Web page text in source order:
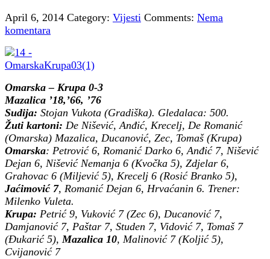
April 6, 2014 Category: Vijesti Comments: Nema
komentara
Omarska – Krupa 0-3
Mazalica ’18,’66, ’76
Sudija: Stojan Vukota (Gradiška). Gledalaca: 500.
Žuti kartoni: De Nišević, Anđić, Krecelj, De Romanić
(Omarska) Mazalica, Ducanović, Zec, Tomaš (Krupa)
Omarska: Petrović 6, Romanić Darko 6, Anđić 7, Nišević
Dejan 6, Nišević Nemanja 6 (Kvočka 5), Zdjelar 6,
Grahovac 6 (Miljević 5), Krecelj 6 (Rosić Branko 5),
Jaćimović 7, Romanić Dejan 6, Hrvaćanin 6. Trener:
Milenko Vuleta.
Krupa: Petrić 9, Vuković 7 (Zec 6), Ducanović 7,
Damjanović 7, Paštar 7, Studen 7, Vidović 7, Tomaš 7
(Đukarić 5),Mazalica 10, Malinović 7 (Koljić 5),
Cvijanović 7